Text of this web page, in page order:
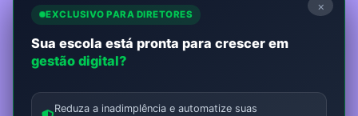
Não perca nada!
da educação em 1ª mão.
×
EXCLUSIVO PARA DIRETORES
Sua escola está pronta para crescer em
gestão digital?
Reduza a inadimplência e automatize suas